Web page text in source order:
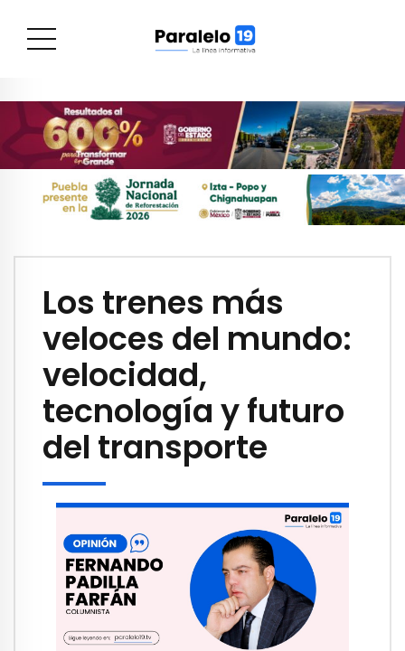
Los trenes más
veloces del mundo:
velocidad,
tecnología y futuro
del transporte